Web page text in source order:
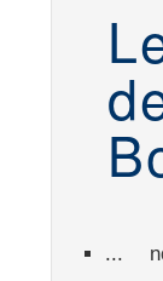
...